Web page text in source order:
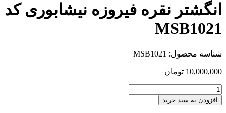
انگشتر نقره فیروزه نیشابوری کد
MSB1021
شناسه محصول: MSB1021
10,000,000 تومان
افزودن به سبد خرید